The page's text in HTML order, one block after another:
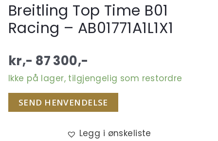
Breitling Top Time B01
Racing – AB01771A1L1X1
kr,- 87 300,-
Ikke på lager, tilgjengelig som restordre
SEND HENVENDELSE
Legg i ønskeliste